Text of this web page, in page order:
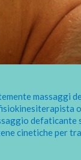
massaggi
cinetiche per